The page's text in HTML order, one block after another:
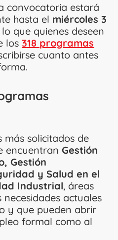
convocatoria estará
hasta el miércoles 3
que quienes deseen
los318 programas
cuanto antes
solicitados de
encuentranGestión
Gestión
y Salud en el
Industrial, áreas
actuales
y que pueden abrir
formal como al